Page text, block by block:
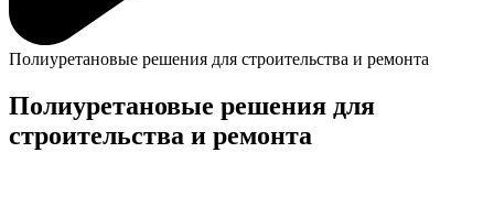
Полиуретановые решения для строительства и ремонта
Полиуретановые решения для
строительства и ремонта